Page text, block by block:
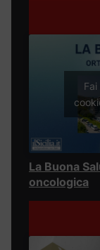
La Buona
oncologica